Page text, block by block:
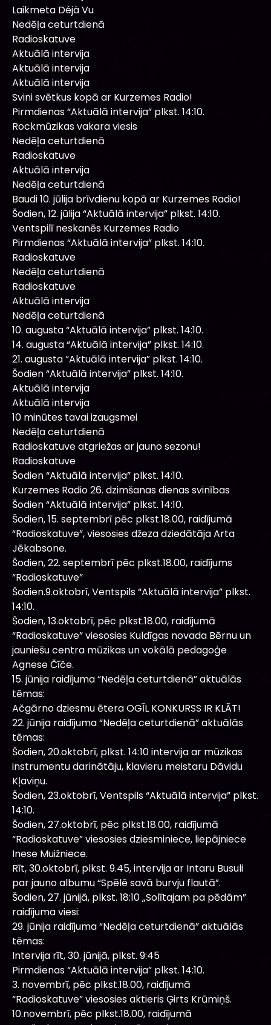
Laikmeta Déjà Vu
Nedēļa ceturtdienā
Radioskatuve
Aktuālā intervija
Aktuālā intervija
Aktuālā intervija
Svini svētkus kopā ar Kurzemes Radio!
Pirmdienas “Aktuālā intervija” plkst. 14:10.
Rockmūzikas vakara viesis
Nedēļa ceturtdienā
Radioskatuve
Aktuālā intervija
Nedēļa ceturtdienā
Baudi 10. jūlija brīvdienu kopā ar Kurzemes Radio!
Šodien, 12. jūlija “Aktuālā intervija” plkst. 14:10.
Ventspilī neskanēs Kurzemes Radio
Pirmdienas “Aktuālā intervija” plkst. 14:10.
Radioskatuve
Nedēļa ceturtdienā
Radioskatuve
Aktuālā intervija
Nedēļa ceturtdienā
10. augusta “Aktuālā intervija” plkst. 14:10.
14. augusta “Aktuālā intervija” plkst. 14:10.
21. augusta “Aktuālā intervija” plkst. 14:10.
Šodien “Aktuālā intervija” plkst. 14:10.
Aktuālā intervija
Aktuālā intervija
10 minūtes tavai izaugsmei
Nedēļa ceturtdienā
Radioskatuve atgriežas ar jauno sezonu!
Radioskatuve
Šodien “Aktuālā intervija” plkst. 14:10.
Kurzemes Radio 26. dzimšanas dienas svinības
Šodien “Aktuālā intervija” plkst. 14:10.
Šodien, 15. septembrī pēc plkst.18.00, raidījumā
“Radioskatuve”, viesosies džeza dziedātāja Arta
Jēkabsone.
Šodien, 22. septembrī pēc plkst.18.00, raidījums
“Radioskatuve”
Šodien.9.oktobrī, Ventspils “Aktuālā intervija” plkst.
14:10.
Šodien, 13.oktobrī, pēc plkst.18.00, raidījumā
“Radioskatuve” viesosies Kuldīgas novada Bērnu un
jauniešu centra mūzikas un vokālā pedagoģe
Agnese Čīče.
15. jūnija raidījuma “Nedēļa ceturtdienā” aktuālās
tēmas:
Ačgārno dziesmu ētera OGĪL KONKURSS IR KLĀT!
22. jūnija raidījuma “Nedēļa ceturtdienā” aktuālās
tēmas:
Šodien, 20.oktobrī, plkst. 14:10 intervija ar mūzikas
instrumentu darinātāju, klavieru meistaru Dāvidu
Kļaviņu.
Šodien, 23.oktobrī, Ventspils “Aktuālā intervija” plkst.
14:10.
Šodien, 27.oktobrī, pēc plkst.18.00, raidījumā
“Radioskatuve” viesosies dziesminiece, liepājniece
Inese Muižniece.
Rīt, 30.oktobrī, plkst. 9.45, intervija ar Intaru Busuli
par jauno albumu “Spēlē savā burvju flautā”.
Šodien, 27. jūnijā, plkst. 18:10 „Solītajam pa pēdām”
raidījuma viesi:
29. jūnija raidījuma “Nedēļa ceturtdienā” aktuālās
tēmas:
Intervija rīt, 30. jūnijā, plkst. 9:45
Pirmdienas “Aktuālā intervija” plkst. 14:10.
3. novembrī, pēc plkst.18.00, raidījumā
“Radioskatuve” viesosies aktieris Ģirts Krūmiņš.
10.novembrī, pēc plkst.18.00, raidījumā